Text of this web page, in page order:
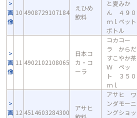
画
像
10 4908729107184
えひめ
飲料
と夏みか
ん ４９０
ｍｌペット
ボトル
画
像
11 4902102108065
日本コ
カ・コ
ーラ
コカコー
ラ からだ
すこやか茶
Ｗ ペッ
ト ３５０
ｍｌ
画 12 4514603284300
アサヒ
アサヒ ワ
ンダモーニ
ングショッ